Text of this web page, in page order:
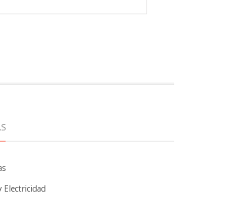
Electricidad